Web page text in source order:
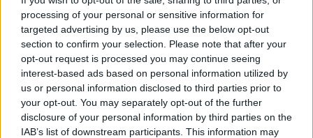
processing of your personal or sensitive information for
targeted advertising by us, please use the below opt-out
section to confirm your selection. Please note that after your
opt-out request is processed you may continue seeing
interest-based ads based on personal information utilized by
us or personal information disclosed to third parties prior to
your opt-out. You may separately opt-out of the further
disclosure of your personal information by third parties on the
IAB’s list of downstream participants. This information may